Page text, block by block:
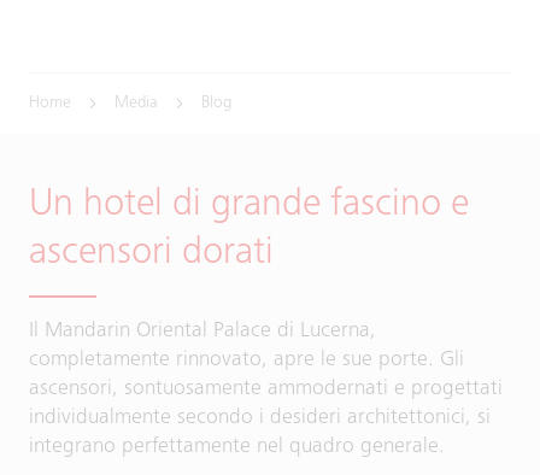
Home Media Blog
Un hotel di grande fascino e
ascensori dorati
Il Mandarin Oriental Palace di Lucerna,
completamente rinnovato, apre le sue porte. Gli
ascensori, sontuosamente ammodernati e progettati
individualmente secondo i desideri architettonici, si
integrano perfettamente nel quadro generale.